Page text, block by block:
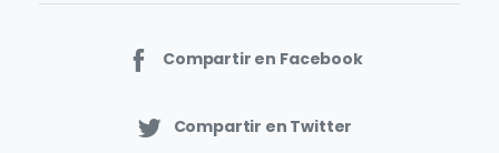
Compartir en Facebook
Compartir en Twitter